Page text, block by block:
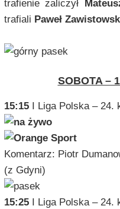
trafienie zaliczył
trafiali Paweł
SOBOTA –
15:15 I Liga Polska – 24.
Komentarz: Piotr
(z Gdyni)
15:25 I Liga Polska – 24.